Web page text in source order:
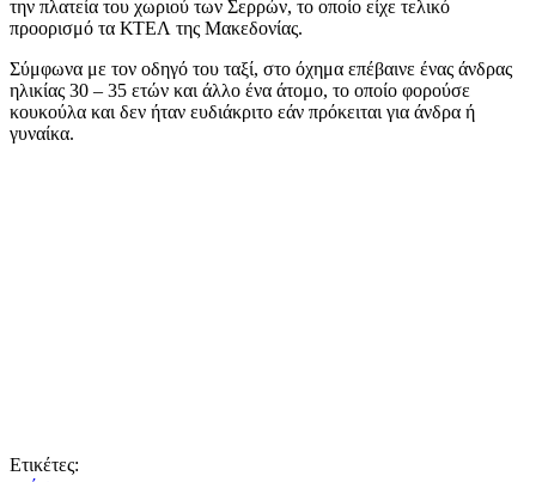
την πλατεία του χωριού των Σερρών, το οποίο είχε τελικό
προορισμό τα ΚΤΕΛ της Μακεδονίας.
Σύμφωνα με τον οδηγό του ταξί, στο όχημα επέβαινε ένας άνδρας
ηλικίας 30 – 35 ετών και άλλο ένα άτομο, το οποίο φορούσε
κουκούλα και δεν ήταν ευδιάκριτο εάν πρόκειται για άνδρα ή
γυναίκα.
Ετικέτες: